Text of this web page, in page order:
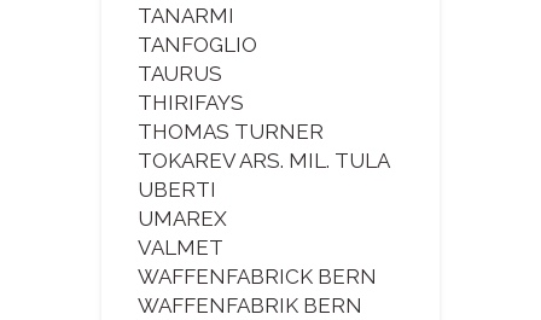
TANARMI
TANFOGLIO
TAURUS
THIRIFAYS
THOMAS TURNER
TOKAREV ARS. MIL. TULA
UBERTI
UMAREX
VALMET
WAFFENFABRICK BERN
WAFFENFABRIK BERN